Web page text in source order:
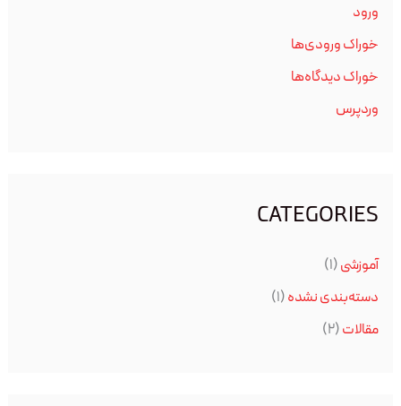
ورود
خوراک ورودی‌ها
خوراک دیدگاه‌ها
وردپرس
CATEGORIES
آموزشی(۱)
دسته‌بندی نشده(۱)
مقالات(۲)